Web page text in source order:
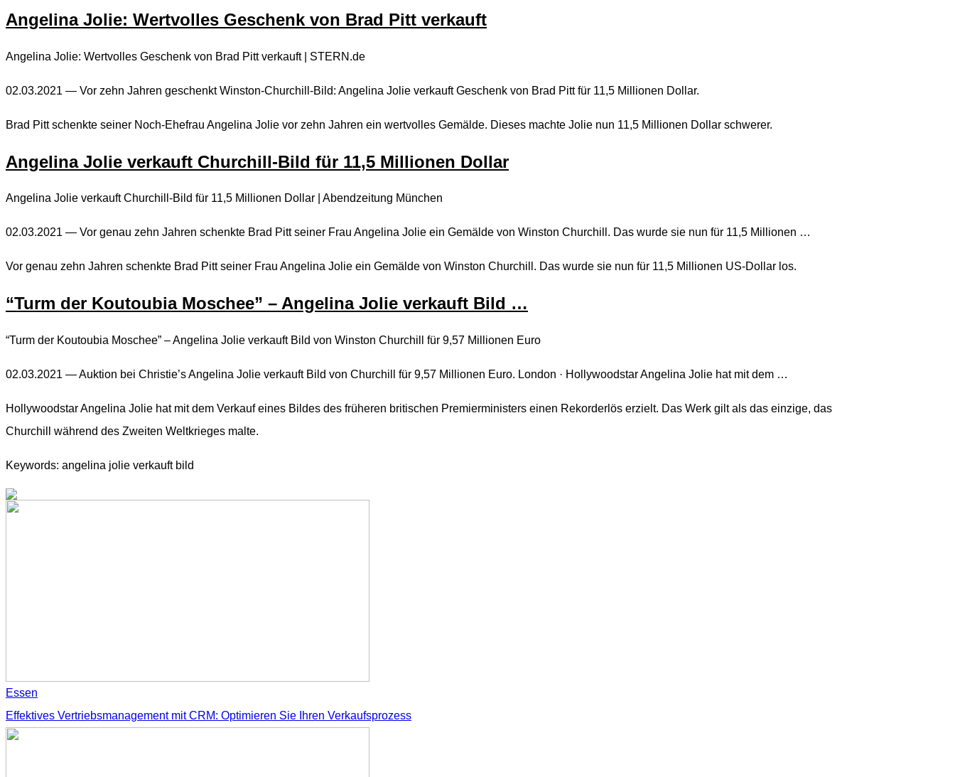
Angelina Jolie: Wertvolles Geschenk von Brad Pitt verkauft
Angelina Jolie: Wertvolles Geschenk von Brad Pitt verkauft | STERN.de
02.03.2021 — Vor zehn Jahren geschenkt Winston-Churchill-Bild: Angelina Jolie verkauft Geschenk von Brad Pitt für 11,5 Millionen Dollar.
Brad Pitt schenkte seiner Noch-Ehefrau Angelina Jolie vor zehn Jahren ein wertvolles Gemälde. Dieses machte Jolie nun 11,5 Millionen Dollar schwerer.
Angelina Jolie verkauft Churchill-Bild für 11,5 Millionen Dollar
Angelina Jolie verkauft Churchill-Bild für 11,5 Millionen Dollar | Abendzeitung München
02.03.2021 — Vor genau zehn Jahren schenkte Brad Pitt seiner Frau Angelina Jolie ein Gemälde von Winston Churchill. Das wurde sie nun für 11,5 Millionen …
Vor genau zehn Jahren schenkte Brad Pitt seiner Frau Angelina Jolie ein Gemälde von Winston Churchill. Das wurde sie nun für 11,5 Millionen US-Dollar los.
“Turm der Koutoubia Moschee” – Angelina Jolie verkauft Bild …
“Turm der Koutoubia Moschee” – Angelina Jolie verkauft Bild von Winston Churchill für 9,57 Millionen Euro
02.03.2021 — Auktion bei Christie’s Angelina Jolie verkauft Bild von Churchill für 9,57 Millionen Euro. London · Hollywoodstar Angelina Jolie hat mit dem …
Hollywoodstar Angelina Jolie hat mit dem Verkauf eines Bildes des früheren britischen Premierministers einen Rekorderlös erzielt. Das Werk gilt als das einzige, das
Churchill während des Zweiten Weltkrieges malte.
Keywords: angelina jolie verkauft bild
Essen
Effektives Vertriebsmanagement mit CRM: Optimieren Sie Ihren Verkaufsprozess